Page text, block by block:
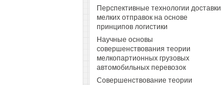
Перспективные технологии доставки
мелких отправок на основе
принципов логистики
Научные основы
совершенствования теории
мелкопартионных грузовых
автомобильных перевозок
Совершенствование теории